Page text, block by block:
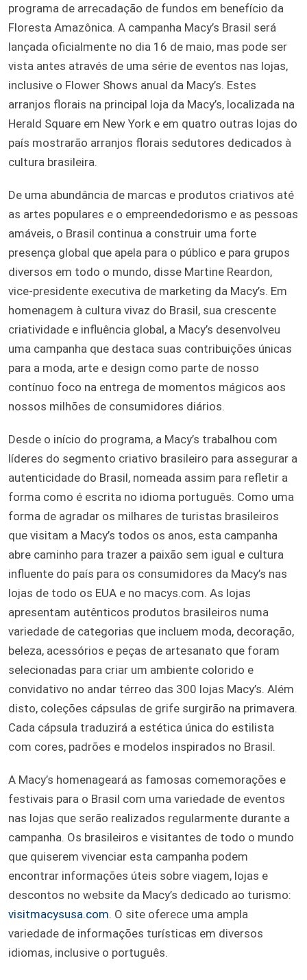
programa de arrecadação de fundos em benefício da
Floresta Amazônica. A campanha Macy’s Brasil será
lançada oficialmente no dia 16 de maio, mas pode ser
vista antes através de uma série de eventos nas lojas,
inclusive o Flower Shows anual da Macy’s. Estes
arranjos florais na principal loja da Macy’s, localizada na
Herald Square em New York e em quatro outras lojas do
país mostrarão arranjos florais sedutores dedicados à
cultura brasileira.
De uma abundância de marcas e produtos criativos até
as artes populares e o empreendedorismo e as pessoas
amáveis, o Brasil continua a construir uma forte
presença global que apela para o público e para grupos
diversos em todo o mundo, disse Martine Reardon,
vice-presidente executiva de marketing da Macy’s. Em
homenagem à cultura vivaz do Brasil, sua crescente
criatividade e influência global, a Macy’s desenvolveu
uma campanha que destaca suas contribuições únicas
para a moda, arte e design como parte de nosso
contínuo foco na entrega de momentos mágicos aos
nossos milhões de consumidores diários.
Desde o início do programa, a Macy’s trabalhou com
líderes do segmento criativo brasileiro para assegurar a
autenticidade do Brasil, nomeada assim para refletir a
forma como é escrita no idioma português. Como uma
forma de agradar os milhares de turistas brasileiros
que visitam a Macy’s todos os anos, esta campanha
abre caminho para trazer a paixão sem igual e cultura
influente do país para os consumidores da Macy’s nas
lojas de todo os EUA e no macys.com. As lojas
apresentam autênticos produtos brasileiros numa
variedade de categorias que incluem moda, decoração,
beleza, acessórios e peças de artesanato que foram
selecionadas para criar um ambiente colorido e
convidativo no andar térreo das 300 lojas Macy’s. Além
disto, coleções cápsulas de grife surgirão na primavera.
Cada cápsula traduzirá a estética única do estilista
com cores, padrões e modelos inspirados no Brasil.
A Macy’s homenageará as famosas comemorações e
festivais para o Brasil com uma variedade de eventos
nas lojas que serão realizados regularmente durante a
campanha. Os brasileiros e visitantes de todo o mundo
que quiserem vivenciar esta campanha podem
encontrar informações úteis sobre viagem, lojas e
descontos no website da Macy’s dedicado ao turismo:
visitmacysusa.com. O site oferece uma ampla
variedade de informações turísticas em diversos
idiomas, inclusive o português.